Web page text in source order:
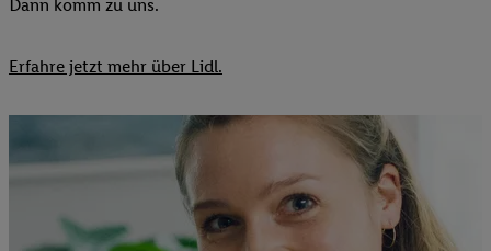
Dann komm zu uns.​
Erfahre jetzt mehr über Lidl.